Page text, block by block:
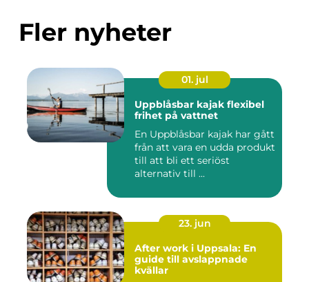
Fler nyheter
01. jul
Uppblåsbar kajak flexibel
frihet på vattnet
En Uppblåsbar kajak har gått
från att vara en udda produkt
till att bli ett seriöst
alternativ till ...
23. jun
After work i Uppsala: En
guide till avslappnade
kvällar